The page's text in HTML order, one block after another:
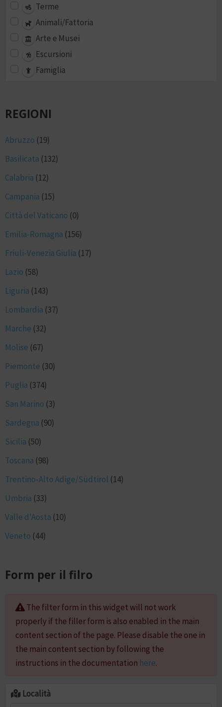
Terme
Animali/Fattoria
Arte e Musei
Escursioni
Famiglia
REGIONI
Abruzzo (19)
Basilicata (132)
Calabria (12)
Campania (15)
Città del Vaticano (0)
Emilia-Romagna (156)
Friuli-Venezia Giulia (17)
Lazio (58)
Liguria (143)
Lombardia (37)
Marche (32)
Molise (67)
Piemonte (30)
Puglia (374)
San Marino (3)
Sardegna (90)
Sicilia (50)
Toscana (98)
Trentino-Alto Adige/Südtirol (14)
Umbria (33)
Valle d'Aosta (10)
Veneto (44)
Form per il filro
The filter form in this widget will not work
properly if the filler form is also enabled in the main
content section of the page. Please disable the one in
the main content section by following the
instructions in the documentation here.
Località